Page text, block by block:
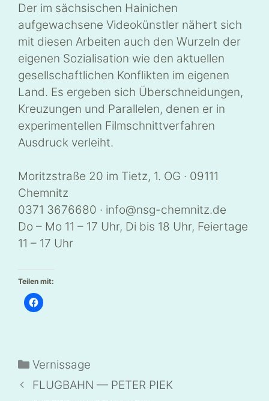
Der im sächsischen Hainichen
aufgewachsene Videokünstler nähert sich
mit diesen Arbeiten auch den Wurzeln der
eigenen Sozialisation wie den aktuellen
gesellschaftlichen Konflikten im eigenen
Land. Es ergeben sich Überschneidungen,
Kreuzungen und Parallelen, denen er in
experimentellen Filmschnittverfahren
Ausdruck verleiht.
Moritzstraße 20 im Tietz, 1. OG · 09111
Chemnitz
0371 3676680 · info@nsg-chemnitz.de
Do – Mo 11 – 17 Uhr, Di bis 18 Uhr, Feiertage
11 – 17 Uhr
Teilen mit:
K
l
a
u
f
F
Kategorien
Vernissage
FLUGBAHN — PETER PIEK